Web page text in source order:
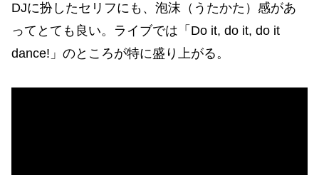
DJに扮したセリフにも、泡沫（うたかた）感があ
ってとても良い。ライブでは「Do it, do it, do it
dance!」のところが特に盛り上がる。